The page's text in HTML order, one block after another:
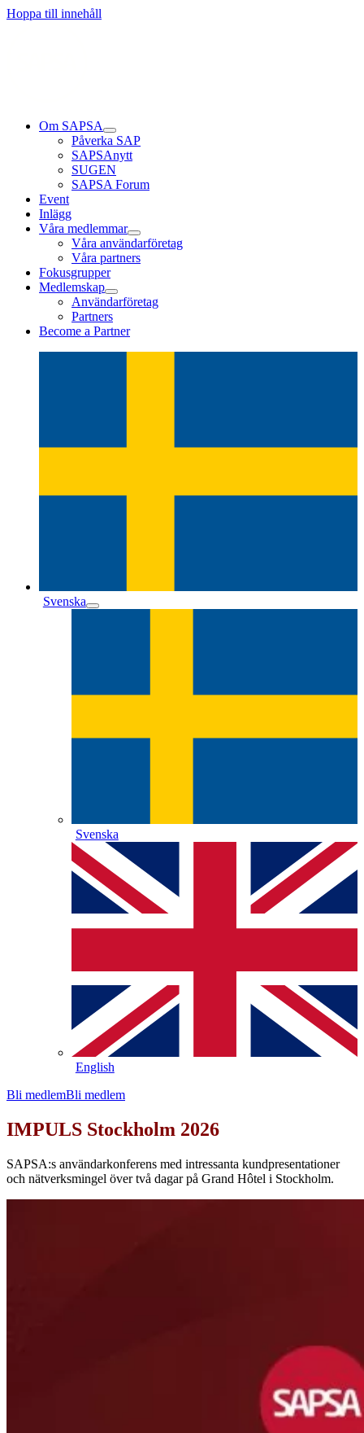
Hoppa till innehåll
Om SAPSA
Påverka SAP
SAPSAnytt
SUGEN
SAPSA Forum
Event
Inlägg
Våra medlemmar
Våra användarföretag
Våra partners
Fokusgrupper
Medlemskap
Användarföretag
Partners
Become a Partner
Svenska
Svenska
English
Bli medlemBli medlem
IMPULS Stockholm 2026
SAPSA:s användarkonferens med intressanta kundpresentationer
och nätverksmingel över två dagar på Grand Hôtel i Stockholm.